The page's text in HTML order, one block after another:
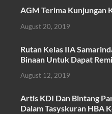
e
b
o
o
k
itt
er
at
A
p
ail
AGM Terima Kunjungan
August 20, 2019
Rutan Kelas IIA
Binaan Untuk Dapat
August 12, 2019
Artis KDI Dan Bintang
Dalam Tasyskuran HBA